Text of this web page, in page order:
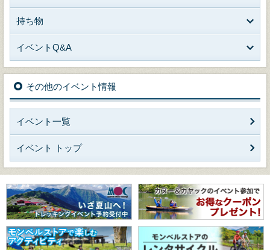
持ち物
イベントQ&A
その他のイベント情報
イベント一覧
イベント トップ